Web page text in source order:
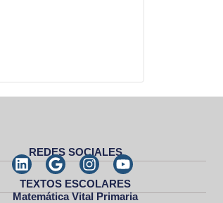
REDES SOCIALES
TEXTOS ESCOLARES
Matemática Vital Primaria